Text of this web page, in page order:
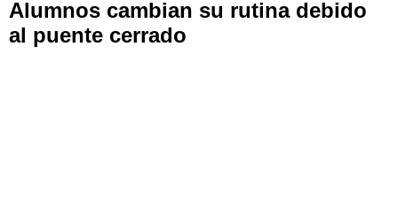
Alumnos cambian su rutina debido
al puente cerrado